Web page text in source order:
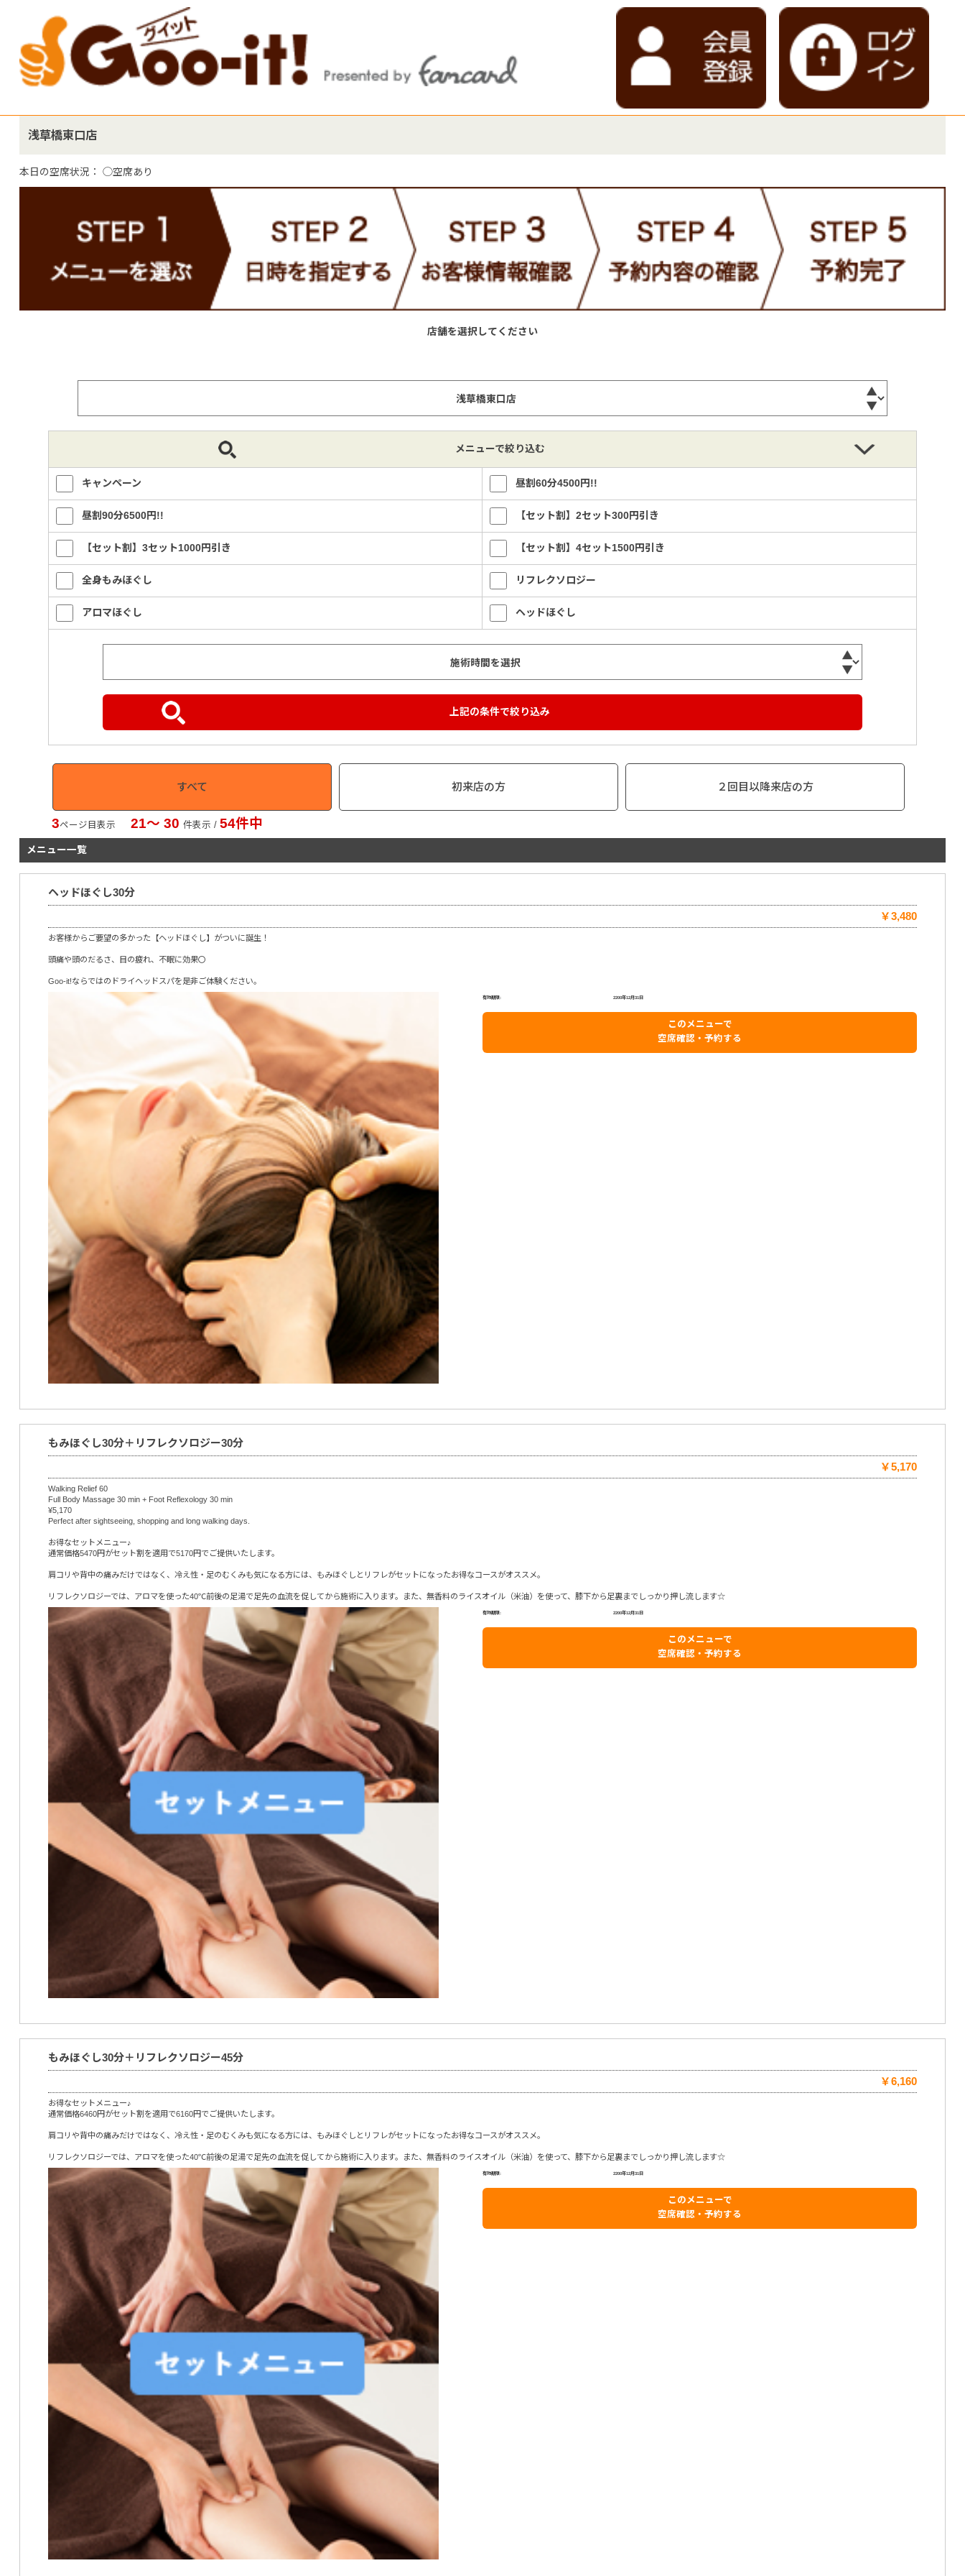
浅草橋東口店
本日の空席状況： ◯空席あり
店舗を選択してください
メニューで絞り込む
キャンペーン 昼割60分4500円!!
昼割90分6500円!! 【セット割】2セット300円引き
【セット割】3セット1000円引き 【セット割】4セット1500円引き
全身もみほぐし リフレクソロジー
アロマほぐし ヘッドほぐし
すべて 初来店の方 ２回目以降来店の方
3ページ目表示21〜 30件表示 /54件中
メニュー一覧
ヘッドほぐし30分
￥3,480
お客様からご要望の多かった【ヘッドほぐし】がついに誕生！
頭痛や頭のだるさ、目の疲れ、不眠に効果〇
Goo-it!ならではのドライヘッドスパを是非ご体験ください。
有効期限: 2200年12月31日
このメニューで
空席確認・予約する
もみほぐし30分＋リフレクソロジー30分
￥5,170
Walking Relief 60
Full Body Massage 30 min + Foot Reflexology 30 min
¥5,170
Perfect after sightseeing, shopping and long walking days.
お得なセットメニュー♪
通常価格5470円がセット割を適用で5170円でご提供いたします。
肩コリや背中の痛みだけではなく、冷え性・足のむくみも気になる方には、もみほぐしとリフレがセットになったお得なコースがオススメ。
リフレクソロジーでは、アロマを使った40℃前後の足湯で足先の血流を促してから施術に入ります。また、無香料のライスオイル（米油）を使って、膝下から足裏までしっかり押し流します☆
有効期限: 2200年12月31日
このメニューで
空席確認・予約する
もみほぐし30分＋リフレクソロジー45分
￥6,160
お得なセットメニュー♪
通常価格6460円がセット割を適用で6160円でご提供いたします。
肩コリや背中の痛みだけではなく、冷え性・足のむくみも気になる方には、もみほぐしとリフレがセットになったお得なコースがオススメ。
リフレクソロジーでは、アロマを使った40℃前後の足湯で足先の血流を促してから施術に入ります。また、無香料のライスオイル（米油）を使って、膝下から足裏までしっかり押し流します☆
有効期限: 2200年12月31日
このメニューで
空席確認・予約する